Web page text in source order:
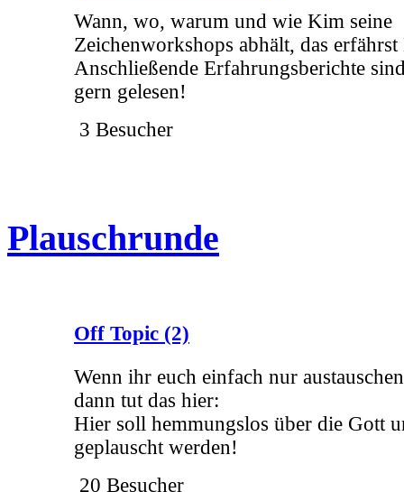
Wann, wo, warum und wie Kim seine
Zeichenworkshops abhält, das
Anschließende Erfahrungsberichte
gern gelesen!
3 Besucher
Plauschrunde
Off Topic (2)
Wenn ihr euch einfach nur
dann tut das hier:
Hier soll hemmungslos über die Gott
geplauscht werden!
20 Besucher